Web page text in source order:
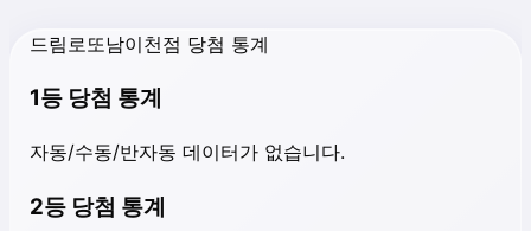
드림로또남이천점 당첨 통계
1등 당첨 통계
자동/수동/반자동 데이터가 없습니다.
2등 당첨 통계